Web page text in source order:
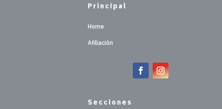
Principal
Home
Afiliación
Secciones